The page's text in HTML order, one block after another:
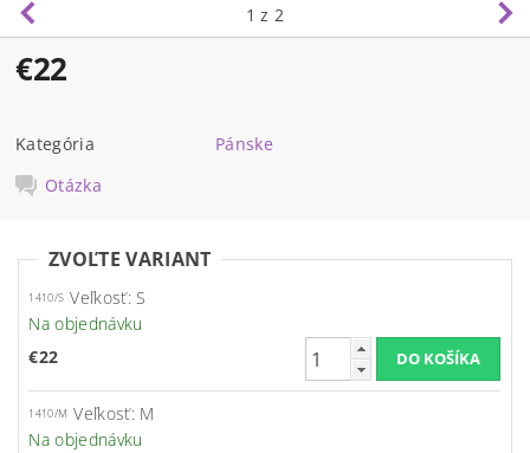
1 z 2
€22
Kategória
Pánske
Otázka
ZVOĽTE VARIANT
1410/S Veľkosť: S
Na objednávku
€22
1410/M Veľkosť: M
Na objednávku